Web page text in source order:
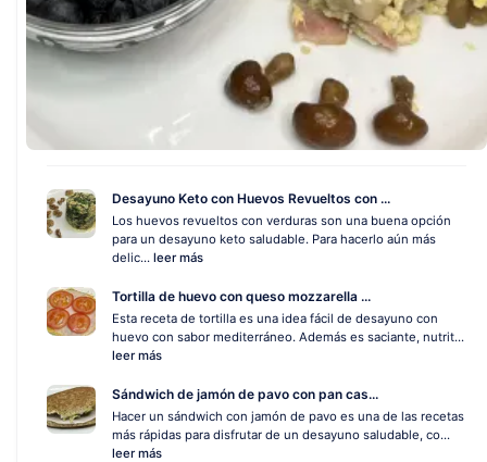
Desayuno Keto con Huevos Revueltos con ...
Los huevos revueltos con verduras son una buena opción
para un desayuno keto saludable. Para hacerlo aún más
delic... leer más
Tortilla de huevo con queso mozzarella ...
Esta receta de tortilla es una idea fácil de desayuno con
huevo con sabor mediterráneo. Además es saciante, nutrit...
leer más
Sándwich de jamón de pavo con pan cas...
Hacer un sándwich con jamón de pavo es una de las recetas
más rápidas para disfrutar de un desayuno saludable, co...
leer más